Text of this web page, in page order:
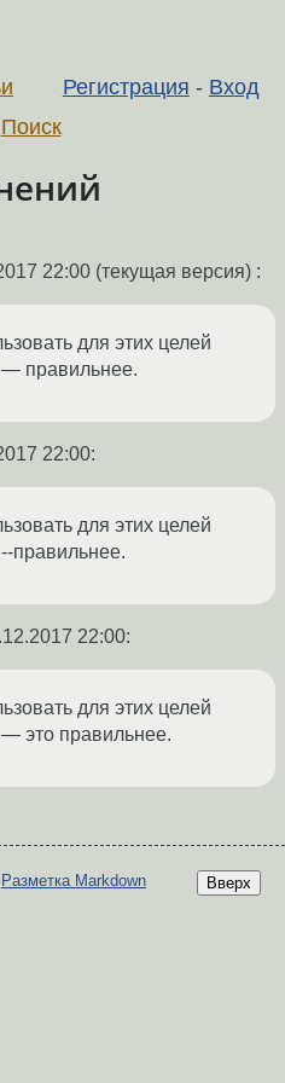
Регистрация - Вход
Поиск
22:00 (текущая версия) :
для этих целей
правильнее.
22:00:
для этих целей
правильнее.
22:00:
для этих целей
это правильнее.
Вверх
Разметка Markdown